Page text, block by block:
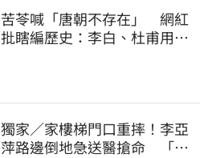
苦苓喊「唐朝不存在」 網紅
批瞎編歷史：李白、杜甫用鮮
獨家／家樓梯門口重摔！李亞
萍路邊倒地急送醫搶命 「最